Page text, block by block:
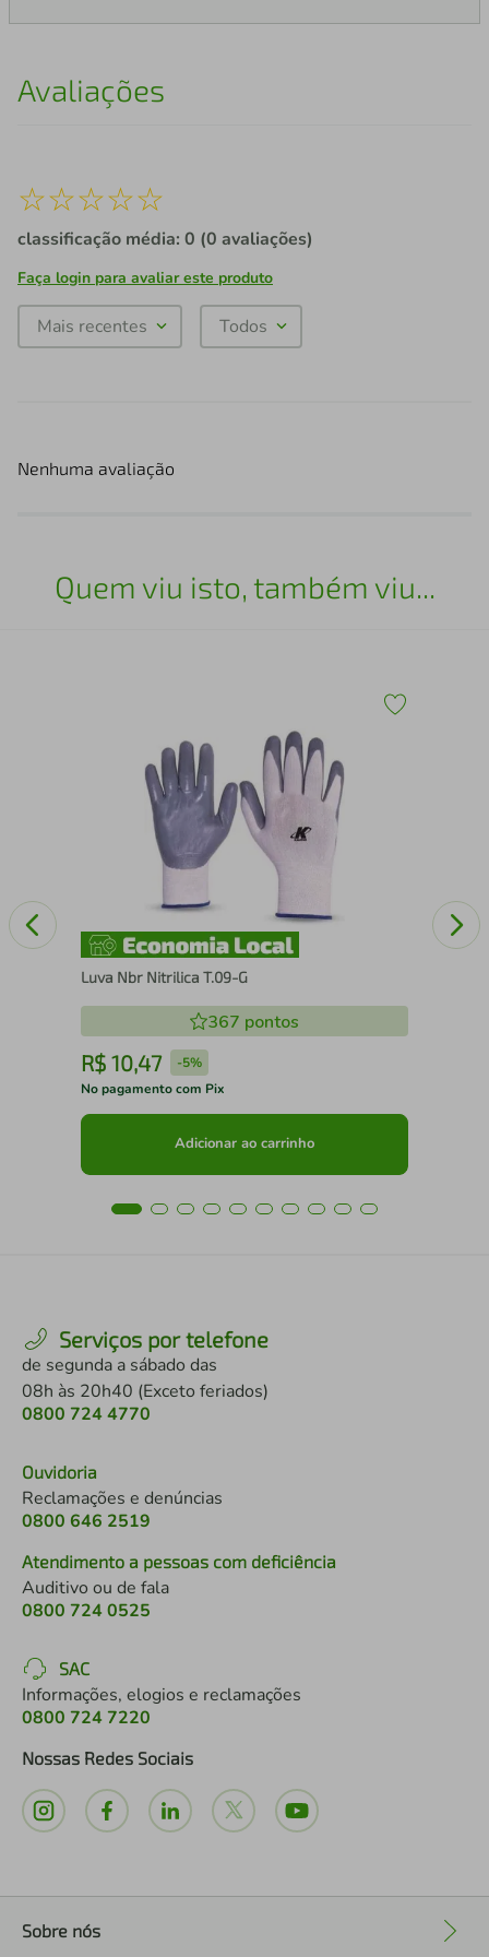
Avaliações
☆☆☆☆☆
classificação média: 0 (0 avaliações)
Faça login para avaliar este produto
Mais recentes Todos
Nenhuma avaliação
Quem viu isto, também viu...
Luva Nbr Nitrilica T.09-G
367 pontos
R$ 10,47 -5%
No pagamento com Pix
Adicionar ao carrinho
Serviços por telefone
de segunda a sábado das
08h às 20h40 (Exceto feriados)
0800 724 4770
Ouvidoria
Reclamações e denúncias
0800 646 2519
Atendimento a pessoas com deficiência
Auditivo ou de fala
0800 724 0525
SAC
Informações, elogios e reclamações
0800 724 7220
Nossas Redes Sociais
Sobre nós